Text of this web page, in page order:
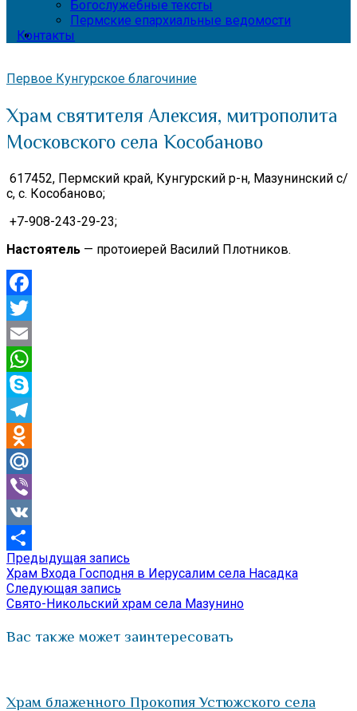
Богослужебные тексты
Пермские епархиальные ведомости
Контакты
Первое Кунгурское благочиние
Храм святителя Алексия, митрополита
Московского села Кособаново
617452, Пермский край, Кунгурский р-н, Мазунинский с/
с, с. Кособаново;
+7-908-243-29-23;
Настоятель — протоиерей Василий Плотников.
Facebook
Twitter
Email
WhatsApp
Skype
Telegram
Odnoklassniki
Mail.Ru
Viber
VK
Отправить
Навигация
по
записям
Предыдущая запись
запись:
Храм Входа Господня в Иерусалим села Насадка
Следующая запись
запись:
Свято-Никольский храм села Мазунино
Вас также может заинтересовать
Храм блаженного Прокопия Устюжского села